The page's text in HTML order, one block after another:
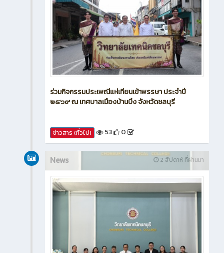
ร่วมกิจกรรมประเพณีแห่เทียนเข้าพรรษา ประจำปี
๒๕๖๙ ณ เทศบาลเมืองบ้านบึง จังหวัดชลบุรี
ข่าวสาร (ทั่วไป) 53 0
2 สัปดาห์ ที่ผ่านมา
News